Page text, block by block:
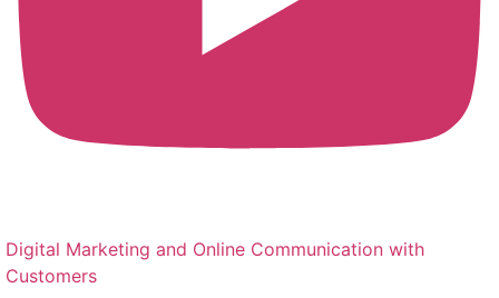
Digital Marketing and Online Communication with
Customers